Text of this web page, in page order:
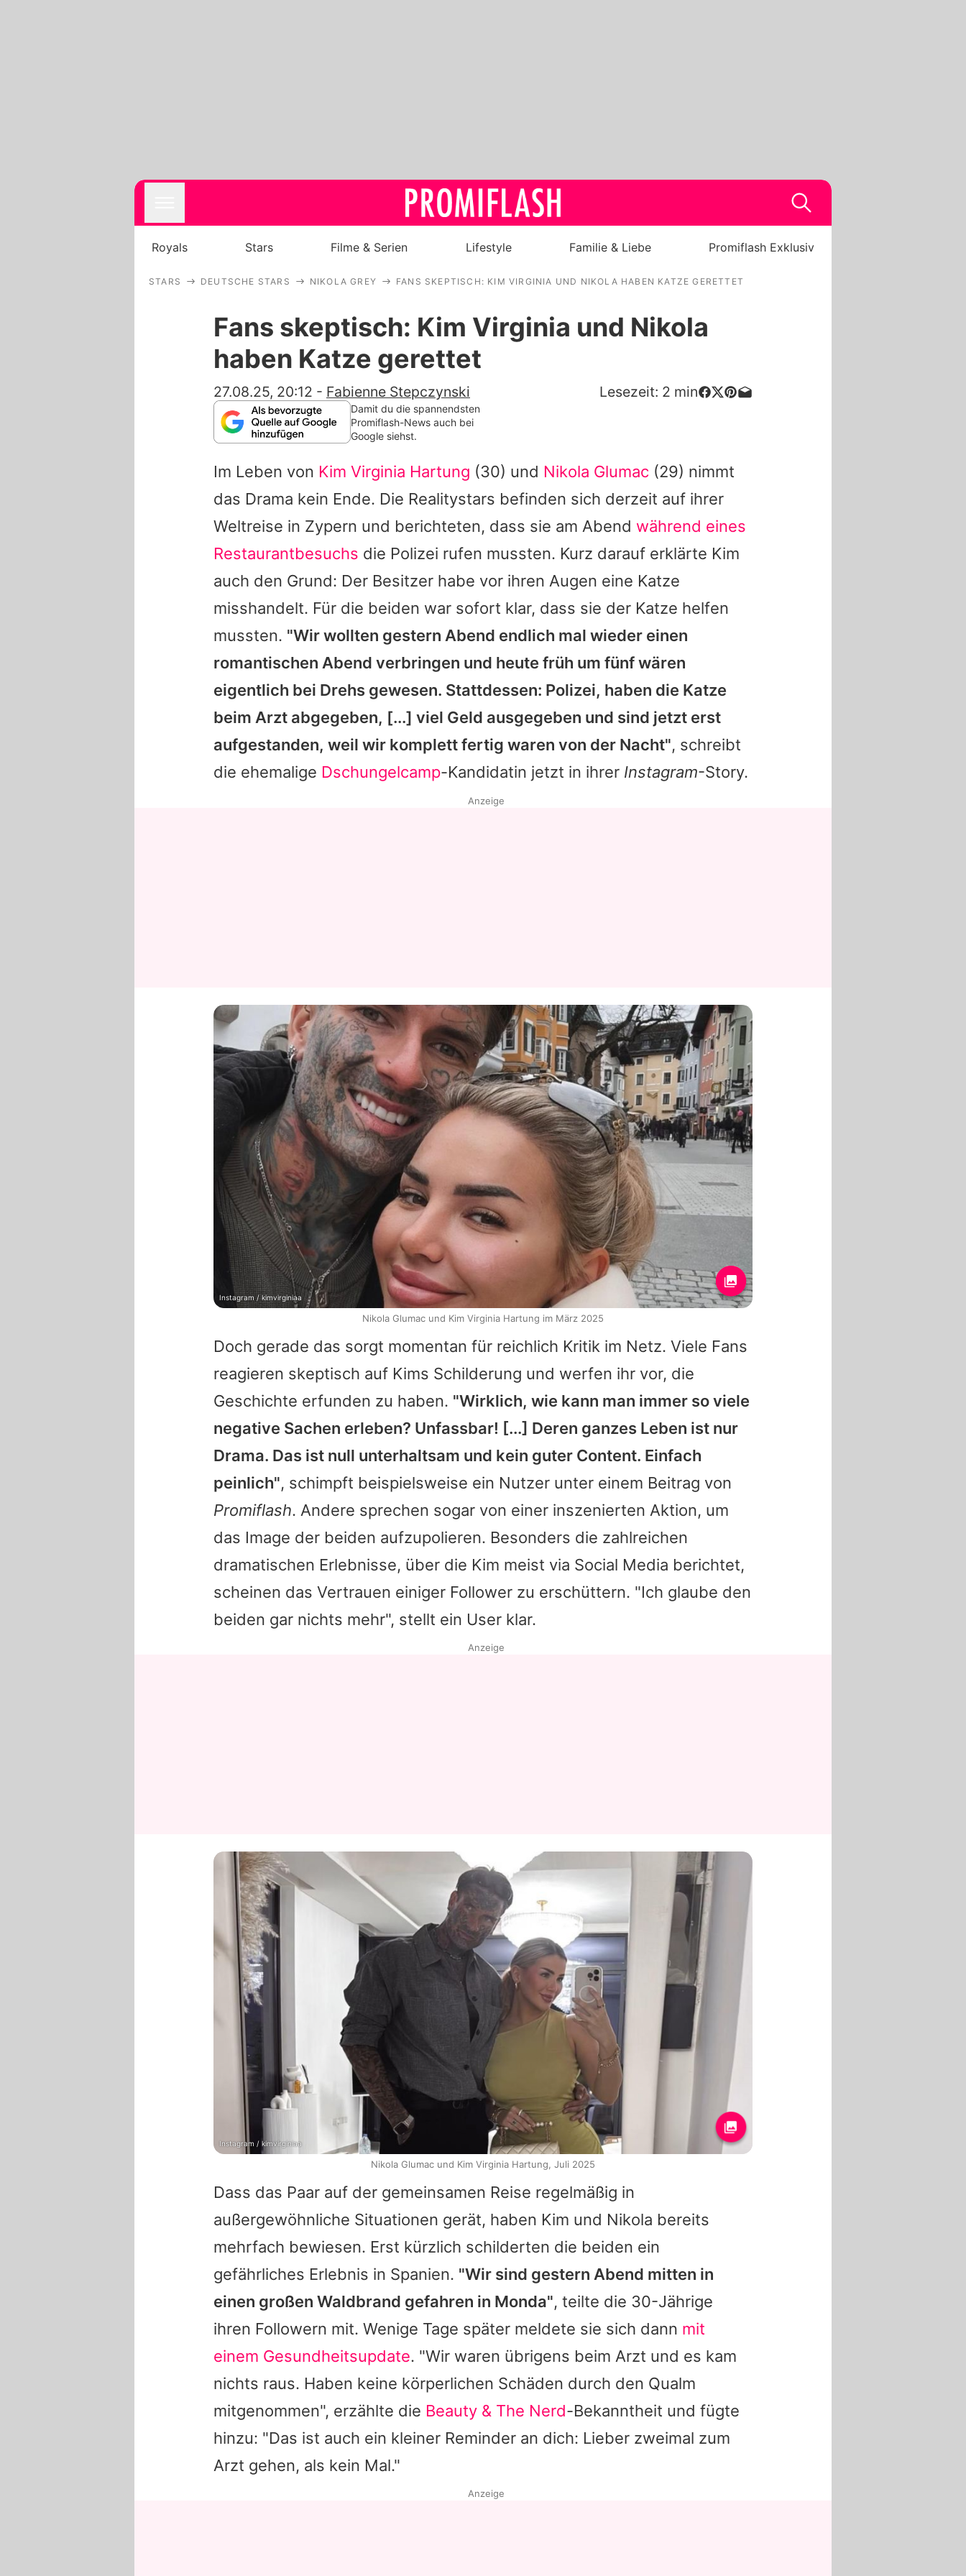
Royals
Stars
Filme & Serien
Familie & Liebe
Alle Themen auf Promiflash
App runterladen
Team
Redaktionelle Richtlinien
Impressum
Datenschutzerklärung
Nutzungsbedingungen
Utiq verwalten
Royals Stars Filme & Serien Lifestyle Familie & Liebe Promiflash Exklusiv
STARS DEUTSCHE STARS NIKOLA GREY FANS SKEPTISCH: KIM VIRGINIA UND NIKOLA HABEN KATZE GERETTET
Fans skeptisch: Kim Virginia und Nikola
haben Katze gerettet
27.08.25, 20:12 - Fabienne Stepczynski Lesezeit: 2 min
Damit du die spannendsten
Promiflash-News auch bei
Google siehst.
Im Leben von Kim Virginia Hartung (30) und Nikola Glumac (29) nimmt
das Drama kein Ende. Die Realitystars befinden sich derzeit auf ihrer
Weltreise in Zypern und berichteten, dass sie am Abend während eines
Restaurantbesuchs die Polizei rufen mussten. Kurz darauf erklärte Kim
auch den Grund: Der Besitzer habe vor ihren Augen eine Katze
misshandelt. Für die beiden war sofort klar, dass sie der Katze helfen
mussten. "Wir wollten gestern Abend endlich mal wieder einen
romantischen Abend verbringen und heute früh um fünf wären
eigentlich bei Drehs gewesen. Stattdessen: Polizei, haben die Katze
beim Arzt abgegeben, [...] viel Geld ausgegeben und sind jetzt erst
aufgestanden, weil wir komplett fertig waren von der Nacht", schreibt
die ehemalige Dschungelcamp-Kandidatin jetzt in ihrer Instagram-Story.
Doch gerade das sorgt momentan für reichlich Kritik im Netz. Viele Fans
reagieren skeptisch auf Kims Schilderung und werfen ihr vor, die
Geschichte erfunden zu haben. "Wirklich, wie kann man immer so viele
negative Sachen erleben? Unfassbar! [...] Deren ganzes Leben ist nur
Drama. Das ist null unterhaltsam und kein guter Content. Einfach
peinlich", schimpft beispielsweise ein Nutzer unter einem Beitrag von
Promiflash. Andere sprechen sogar von einer inszenierten Aktion, um
das Image der beiden aufzupolieren. Besonders die zahlreichen
dramatischen Erlebnisse, über die Kim meist via Social Media berichtet,
scheinen das Vertrauen einiger Follower zu erschüttern. "Ich glaube den
beiden gar nichts mehr", stellt ein User klar.
Dass das Paar auf der gemeinsamen Reise regelmäßig in
außergewöhnliche Situationen gerät, haben Kim und Nikola bereits
mehrfach bewiesen. Erst kürzlich schilderten die beiden ein
gefährliches Erlebnis in Spanien. "Wir sind gestern Abend mitten in
einen großen Waldbrand gefahren in Monda", teilte die 30-Jährige
ihren Followern mit. Wenige Tage später meldete sie sich dann mit
einem Gesundheitsupdate. "Wir waren übrigens beim Arzt und es kam
nichts raus. Haben keine körperlichen Schäden durch den Qualm
mitgenommen", erzählte die Beauty & The Nerd-Bekanntheit und fügte
hinzu: "Das ist auch ein kleiner Reminder an dich: Lieber zweimal zum
Arzt gehen, als kein Mal."
Anzeige
Instagram / kimvirginiaa
Nikola Glumac und Kim Virginia Hartung im März 2025
Anzeige
Instagram / kimvirginiaa
Nikola Glumac und Kim Virginia Hartung, Juli 2025
Anzeige